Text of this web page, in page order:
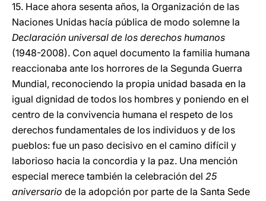
15. Hace ahora sesenta años, la Organización de las
Naciones Unidas hacía pública de modo solemne la
Declaración universal de los derechos humanos
(1948-2008). Con aquel documento la familia humana
reaccionaba ante los horrores de la Segunda Guerra
Mundial, reconociendo la propia unidad basada en la
igual dignidad de todos los hombres y poniendo en el
centro de la convivencia humana el respeto de los
derechos fundamentales de los individuos y de los
pueblos: fue un paso decisivo en el camino difícil y
laborioso hacia la concordia y la paz. Una mención
especial merece también la celebración del 25
aniversario de la adopción por parte de la Santa Sede